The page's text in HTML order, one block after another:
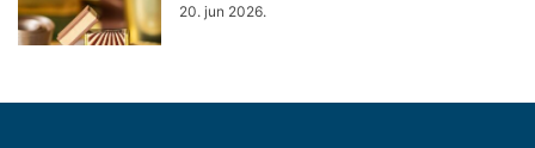
20. jun 2026.